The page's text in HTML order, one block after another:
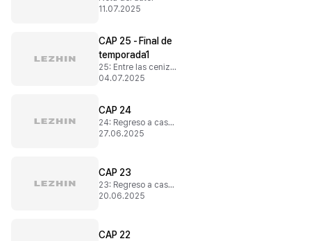
11.07.2025
CAP 25 - Final de
temporada1
25: Entre las cenizas
04.07.2025
CAP 24
24: Regreso a casa (2)
27.06.2025
CAP 23
23: Regreso a casa (1)
20.06.2025
CAP 22